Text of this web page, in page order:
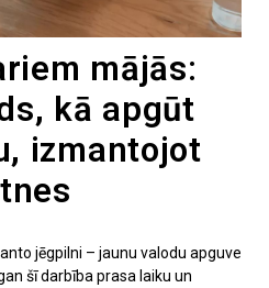
mājās:
kā apgūt
izmantojot
jēgpilni – jaunu valodu apguve
šī darbība prasa laiku un